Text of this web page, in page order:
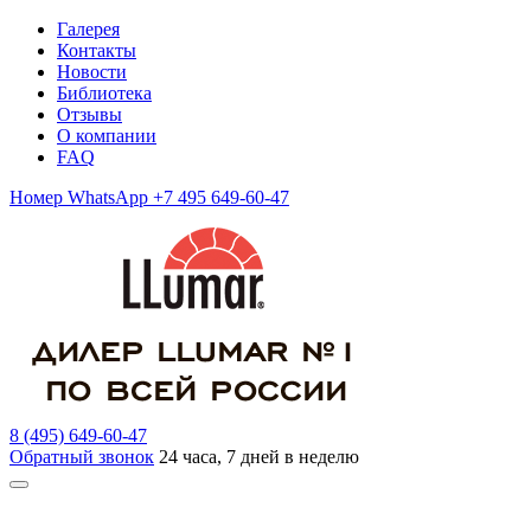
Галерея
Контакты
Новости
Библиотека
Отзывы
О компании
FAQ
Номер WhatsApp +7 495 649-60-47
8 (495) 649-60-47
Обратный звонок 24 часа, 7 дней в неделю